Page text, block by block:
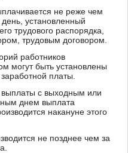
не реже чем
установленный
трудового распорядка,
трудовым договором.
работников
могут быть установлены
платы.
с выходным или
днем выплата
накануне этого
не позднее чем за